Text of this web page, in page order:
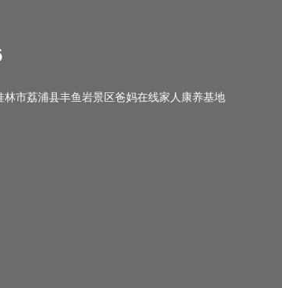
市荔浦县丰鱼岩景区爸妈在线家人康养基地